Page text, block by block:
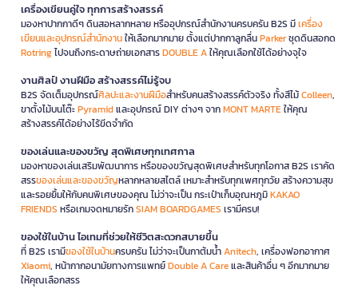
เครื่องเขียนคู่ใจ ทุกการสร้างสรรค์
มองหาปากกาดีๆ ดินสอหลากหลาย หรืออุปกรณ์สำนักงานครบครัน B2S มีเครื่อง
เขียนและอุปกรณ์สำนักงานให้เลือกมากมาย ตั้งแต่ปากกาลูกลื่นParkerชุดดินสอกด
Rotringไปจนถึงกระดาษถ่ายเอกสารDOUBLE Aให้คุณเลือกใช้ได้อย่างจุใจ
งานศิลป์ งานฝีมือ สร้างสรรค์ไม่รู้จบ
B2S จัดเต็มอุปกรณ์ศิลปะและงานฝีมือสำหรับคนสร้างสรรค์ตัวจริง ทั้งสีไม้Colleen,
ขาตั้งไม้บนโต๊ะPyramidและอุปกรณ์ DIY ต่างๆ จากMONT MARTEให้คุณ
สร้างสรรค์ได้อย่างไร้ขีดจำกัด
ของเล่นและของขวัญ สุดพิเศษทุกเทศกาล
มองหาของเล่นเสริมพัฒนาการ หรือของขวัญสุดพิเศษสำหรับทุกโอกาส B2S เราคัด
สรรของเล่นและของขวัญหลากหลายสไตล์ เหมาะสำหรับทุกเพศทุกวัย สร้างความสุข
และรอยยิ้มให้กับคนพิเศษของคุณ ไม่ว่าจะเป็น กระเป๋าเก็บอุณหภูมิKAKAO
FRIENDS หรือเกมจดหมายรักSIAM BOARDGAMES เรามีครบ!
ของใช้ในบ้าน ไอเทมที่ช่วยให้ชีวิตสะดวกสบายขึ้น
ที่ B2S เรามีของใช้ในบ้านครบครัน ไม่ว่าจะเป็นกาต้มน้ำAnitech, เครื่องฟอกอากาศ
Xiaomi, หน้ากากอนามัยทางการแพทย์Double A Careและสินค้าอื่น ๆ อีกมากมาย
ให้คุณเลือกสรร